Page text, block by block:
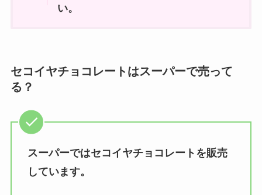
い。
セコイヤチョコレートはスーパーで売って
る？
スーパーではセコイヤチョコレートを販売
しています。